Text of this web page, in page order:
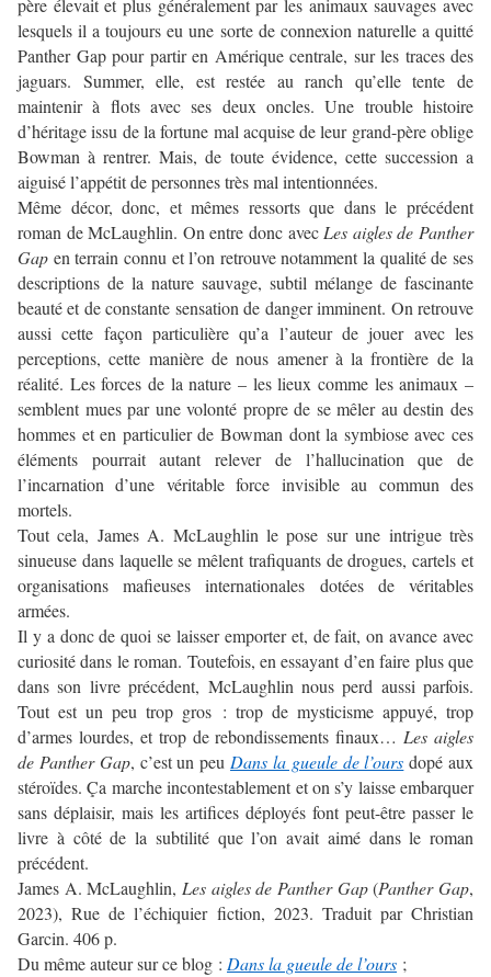
père élevait et plus généralement par les animaux sauvages avec
lesquels il a toujours eu une sorte de connexion naturelle a quitté
Panther Gap pour partir en Amérique centrale, sur les traces des
jaguars. Summer, elle, est restée au ranch qu’elle tente de
maintenir à flots avec ses deux oncles. Une trouble histoire
d’héritage issu de la fortune mal acquise de leur grand-père oblige
Bowman à rentrer. Mais, de toute évidence, cette succession a
aiguisé l’appétit de personnes très mal intentionnées.
Même décor, donc, et mêmes ressorts que dans le précédent
roman de McLaughlin. On entre donc avec Les aigles de Panther
Gap en terrain connu et l’on retrouve notamment la qualité de ses
descriptions de la nature sauvage, subtil mélange de fascinante
beauté et de constante sensation de danger imminent. On retrouve
aussi cette façon particulière qu’a l’auteur de jouer avec les
perceptions, cette manière de nous amener à la frontière de la
réalité. Les forces de la nature – les lieux comme les animaux –
semblent mues par une volonté propre de se mêler au destin des
hommes et en particulier de Bowman dont la symbiose avec ces
éléments pourrait autant relever de l’hallucination que de
l’incarnation d’une véritable force invisible au commun des
mortels.
Tout cela, James A. McLaughlin le pose sur une intrigue très
sinueuse dans laquelle se mêlent trafiquants de drogues, cartels et
organisations mafieuses internationales dotées de véritables
armées.
Il y a donc de quoi se laisser emporter et, de fait, on avance avec
curiosité dans le roman. Toutefois, en essayant d’en faire plus que
dans son livre précédent, McLaughlin nous perd aussi parfois.
Tout est un peu trop gros : trop de mysticisme appuyé, trop
d’armes lourdes, et trop de rebondissements finaux… Les aigles
de Panther Gap, c’est un peu Dans la gueule de l’ours dopé aux
stéroïdes. Ça marche incontestablement et on s’y laisse embarquer
sans déplaisir, mais les artifices déployés font peut-être passer le
livre à côté de la subtilité que l’on avait aimé dans le roman
précédent.
James A. McLaughlin, Les aigles de Panther Gap(Panther Gap,
2023), Rue de l’échiquier fiction, 2023. Traduit par Christian
Garcin. 406 p.
Du même auteur sur ce blog : Dans la gueule de l’ours ;